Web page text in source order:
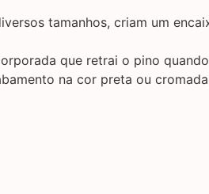
tamanhos, criam um
que retrai o pino
na cor preta ou cromada